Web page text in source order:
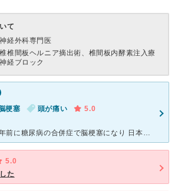
て
経外科専門医
椎間板ヘルニア摘出術、椎間板内酵素注入療
経ブロック
梗塞 頭が痛い
5.0
[症状・来院理由] ５年前に糖尿病の合併症で脳梗塞になり 日本海総合病院へ運ばれました。 この時は自分では意識がありませんでした。 [医師の診断・治療法] 病院に運ばれ血液をサラサラにする注
5.0
た